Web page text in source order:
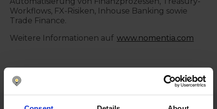
Workflows, FX-Risiken, Inhouse Banking sowie
Trade Finance.
Weitere Informationen auf www.nomentia.com